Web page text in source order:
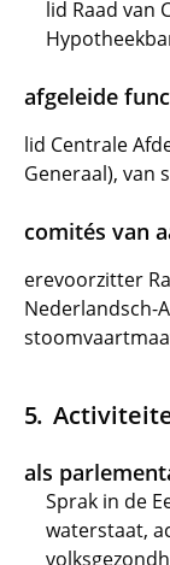
lid Raad van
afgeleide
lid Centrale
Generaal), van
comités van
erevoorzitter
Nederlandsch-
als
Sprak in de
waterstaat,